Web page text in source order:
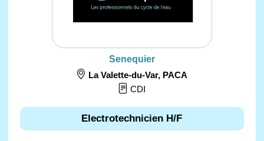
Senequier
La Valette-du-Var, PACA
CDI
Electrotechnicien H/F